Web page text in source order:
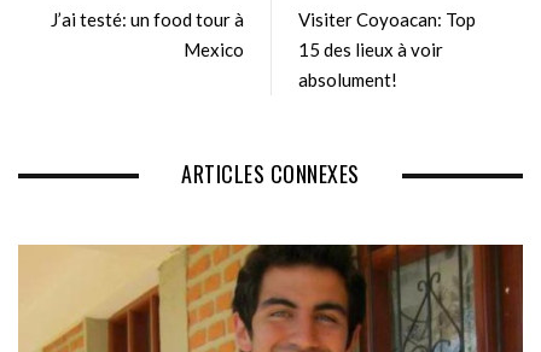
t
J’ai testé: un food tour à
Mexico
Visiter Coyoacan: Top
15 des lieux à voir
absolument!
ARTICLES CONNEXES